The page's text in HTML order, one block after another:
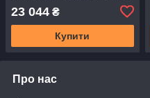
220х52х236 (42005405)
(DRS-012225)
23 044 ₴
Купити
Про нас